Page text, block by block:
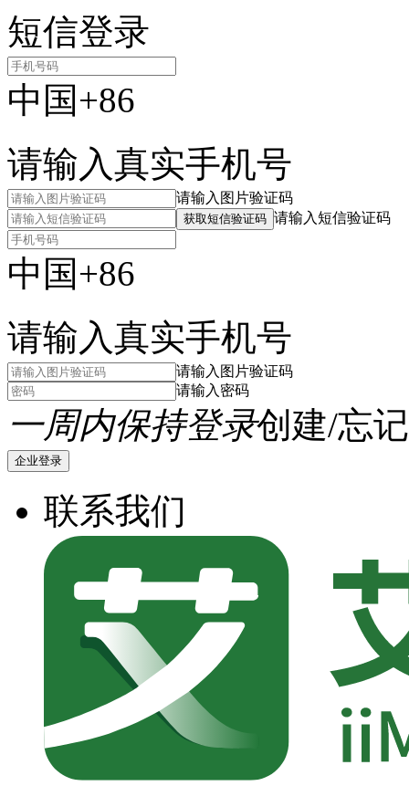
短信登录
中国+86
请输入真实手机号
请输入图片验证码
获取短信验证码 请输入短信验证码
中国+86
请输入真实手机号
请输入图片验证码
请输入密码
一周内保持登录创建/忘
企业登录
联系我们